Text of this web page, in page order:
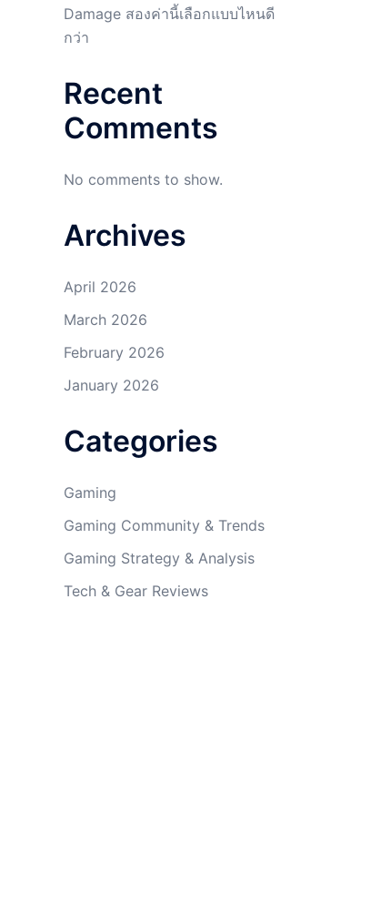
Damage สองค่านี้เลือกแบบไหนดี
กว่า
Recent
Comments
No comments to show.
Archives
April 2026
March 2026
February 2026
January 2026
Categories
Gaming
Gaming Community & Trends
Gaming Strategy & Analysis
Tech & Gear Reviews